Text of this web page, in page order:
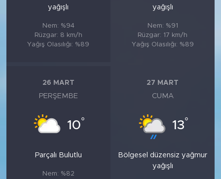
yağışlı
Nem: %94
Rüzgar: 8 km/h
Yağış Olasılığı: %89
yağışlı
Nem: %91
Rüzgar: 17 km/h
Yağış Olasılığı: %89
26 MART
PERŞEMBE
10°
Parçalı Bulutlu
Nem: %82
27 MART
CUMA
13°
Bölgesel düzensiz yağmur
yağışlı